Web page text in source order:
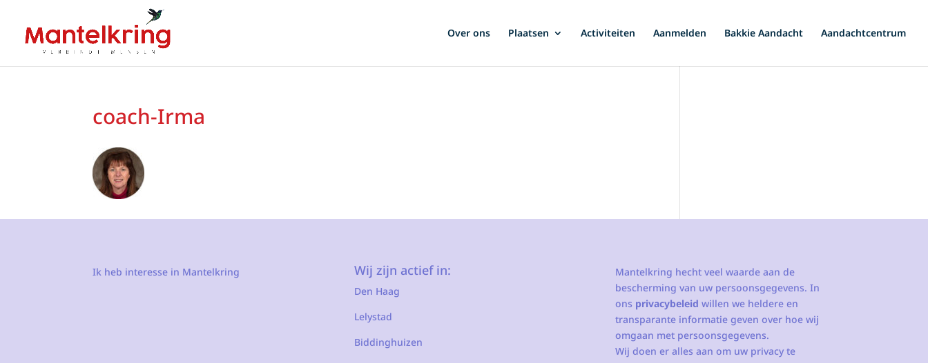
Over ons Plaatsen Activiteiten Aanmelden Bakkie Aandacht Aandachtcentrum
coach-Irma
Ik heb interesse in Mantelkring Wij zijn actief in:
Den Haag
Lelystad
Biddinghuizen
Mantelkring hecht veel waarde aan de
bescherming van uw persoonsgegevens. In
ons privacybeleid willen we heldere en
transparante informatie geven over hoe wij
omgaan met persoonsgegevens.
Wij doen er alles aan om uw privacy te